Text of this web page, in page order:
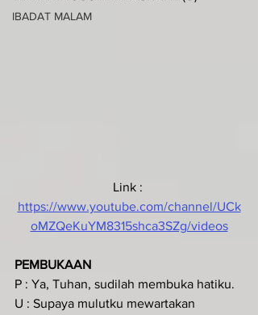
IBADAT MALAM
Link :
https://www.youtube.com/channel/UCk
oMZQeKuYM8315shca3SZg/videos
PEMBUKAAN
P : Ya, Tuhan, sudilah membuka hatiku.
U : Supaya mulutku mewartakan